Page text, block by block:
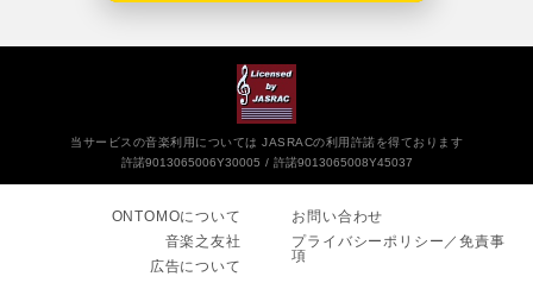
当サービスの音楽利用については JASRACの利用許諾を得ております
許諾9013065006Y30005
許諾9013065008Y45037
ONTOMOについて
音楽之友社
広告について
お問い合わせ
プライバシーポリシー／免責事
項